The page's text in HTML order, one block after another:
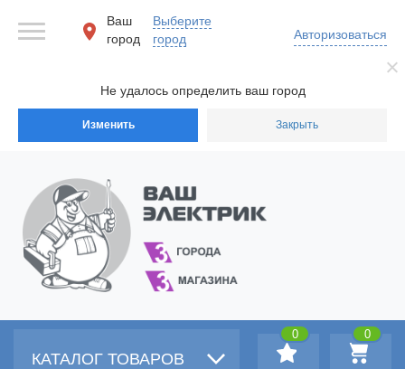
Не удалось определить ваш город
Изменить Закрыть
Ваш
город
Выберите
город
Авторизоваться
КАТАЛОГ ТОВАРОВ
0
0